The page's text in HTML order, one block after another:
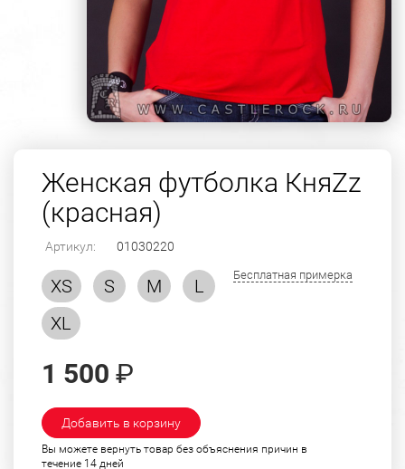
Женская футболка КняZz
(красная)
Артикул: 01030220
XS S M
L
XL
Бесплатная примерка
1 500 ₽
Добавить в корзину
Вы можете вернуть товар без объяснения причин в
течение 14 дней